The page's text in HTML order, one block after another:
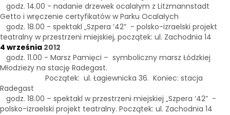
godz. 14.00 - nadanie drzewek ocalałym z Litzmannstadt
Getto i wręczenie certyfikatów w Parku Ocalałych
godz. 18.00 - spektakl „Szpera ‘42” - polsko-izraelski projekt
teatralny w przestrzeni miejskiej, początek: ul. Zachodnia 14
4 września 2012
godz. 11.00 - Marsz Pamięci – symboliczny marsz Łódzkiej
Młodzieży na stację Radegast.
Początek: ul. Łagiewnicka 36. Koniec: stacja
Radegast
godz. 18.00 – spektakl w przestrzeni miejskiej „Szpera ‘42” -
polsko-izraelski projekt teatralny. Początek: ul. Zachodnia 14